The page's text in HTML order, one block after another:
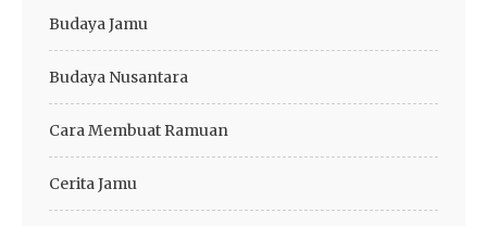
Budaya Jamu
Budaya Nusantara
Cara Membuat Ramuan
Cerita Jamu